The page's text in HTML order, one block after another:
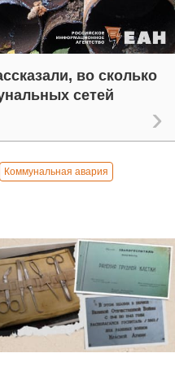
во сколько
сетей
Коммунальная авария